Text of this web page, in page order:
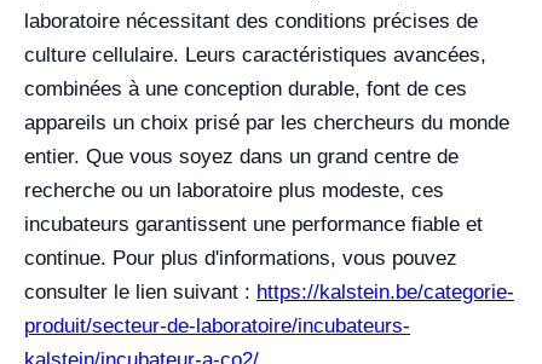
laboratoire nécessitant des conditions précises de
culture cellulaire. Leurs caractéristiques avancées,
combinées à une conception durable, font de ces
appareils un choix prisé par les chercheurs du monde
entier. Que vous soyez dans un grand centre de
recherche ou un laboratoire plus modeste, ces
incubateurs garantissent une performance fiable et
continue. Pour plus d'informations, vous pouvez
consulter le lien suivant : https://kalstein.be/categorie-
produit/secteur-de-laboratoire/incubateurs-